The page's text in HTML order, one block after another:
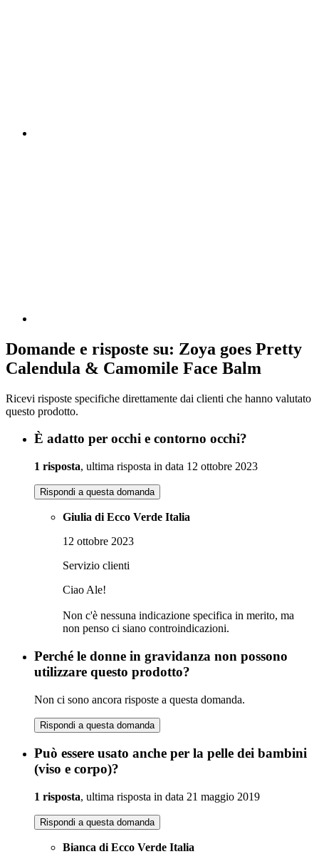
Domande e risposte su: Zoya goes Pretty
Calendula & Camomile Face Balm
Ricevi risposte specifiche direttamente dai clienti che hanno valutato
questo prodotto.
È adatto per occhi e contorno occhi?
1 risposta, ultima risposta in data 12 ottobre 2023
Rispondi a questa domanda
Giulia di Ecco Verde Italia
12 ottobre 2023
Servizio clienti
Ciao Ale!
Non c'è nessuna indicazione specifica in merito, ma
non penso ci siano controindicazioni.
Perché le donne in gravidanza non possono
utilizzare questo prodotto?
Non ci sono ancora risposte a questa domanda.
Rispondi a questa domanda
Può essere usato anche per la pelle dei bambini
(viso e corpo)?
1 risposta, ultima risposta in data 21 maggio 2019
Rispondi a questa domanda
Bianca di Ecco Verde Italia